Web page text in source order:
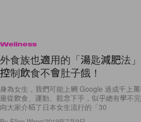
Wellness
外食族也適用的「湯匙減肥法
控制飲食不會肚子餓！
身為女生，我們可能上網 Google 過成千上
是從飲食、運動、觀念下手，似乎總有學不
向大家介紹了日本女生流行的「30